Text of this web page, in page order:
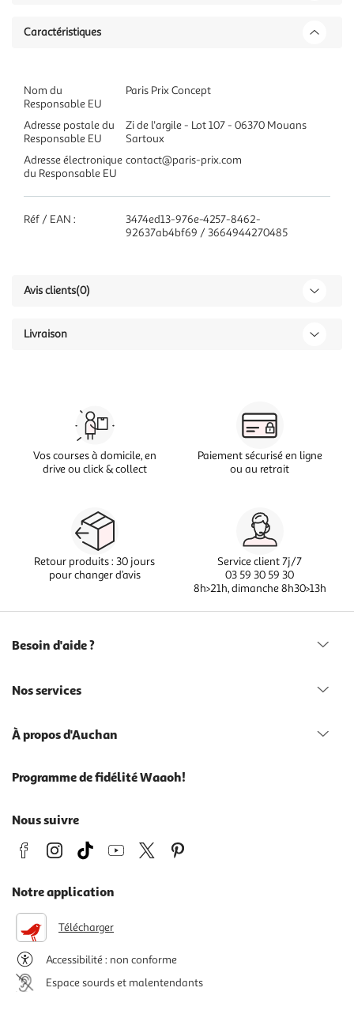
Caractéristiques
Nom du
Responsable EU
Paris Prix Concept
Adresse postale du
Responsable EU
Zi de l'argile - Lot 107 - 06370 Mouans
Sartoux
Adresse électronique
du Responsable EU
contact@paris-prix.com
Réf / EAN :
3474ed13-976e-4257-8462-
92637ab4bf69 / 3664944270485
Avis clients(0)
Livraison
Vos courses à domicile, en
drive ou click & collect
Paiement sécurisé en ligne
ou au retrait
Retour produits : 30 jours
pour changer d’avis
Service client 7j/7
03 59 30 59 30
8h>21h, dimanche 8h30>13h
Besoin d'aide ?
Nos services
À propos d'Auchan
Programme de fidélité Waaoh!
Nous suivre
Notre application
Télécharger
Accessibilité : non conforme
Espace sourds et malentendants